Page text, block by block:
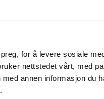
for å levere sosiale
nettstedet vårt, med
annen informasjon du